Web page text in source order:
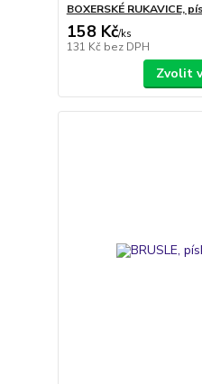
BOXERSKÉ RUKAVICE,
158 Kč/ks
131 Kč bez DPH
Zvolit